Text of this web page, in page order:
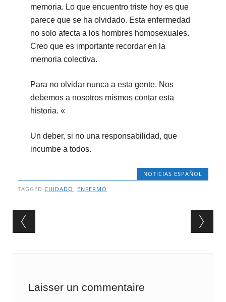
memoria. Lo que encuentro triste hoy es que
parece que se ha olvidado. Esta enfermedad
no solo afecta a los hombres homosexuales.
Creo que es importante recordar en la
memoria colectiva.
Para no olvidar nunca a esta gente. Nos
debemos a nosotros mismos contar esta
historia. «
Un deber, si no una responsabilidad, que
incumbe a todos.
NOTICIAS ESPAÑOL
TAGGEDCUIDADO , ENFERMO
Post navigation
Laisser un commentaire